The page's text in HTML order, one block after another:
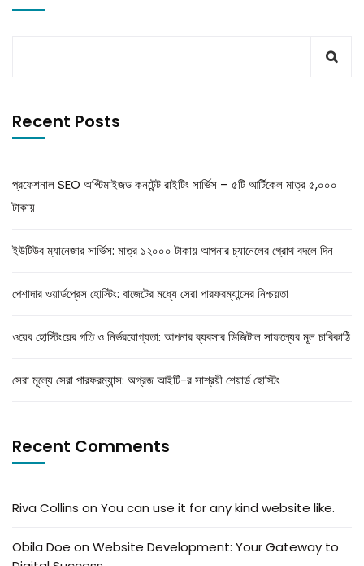
Recent Posts
প্রফেশনাল SEO অপ্টিমাইজড কনটেন্ট রাইটিং সার্ভিস – ৫টি আর্টিকেল মাত্র ৫,০০০
টাকায়
ইউটিউব ম্যানেজার সার্ভিস: মাত্র ১২০০০ টাকায় আপনার চ্যানেলের গ্রোথ বদলে দিন
পেশাদার ওয়ার্ডপ্রেস হোস্টিং: বাজেটের মধ্যে সেরা পারফরম্যান্সের নিশ্চয়তা
ওয়েব হোস্টিংয়ের গতি ও নির্ভরযোগ্যতা: আপনার ব্যবসার ডিজিটাল সাফল্যের মূল চাবিকাঠি
সেরা মূল্যে সেরা পারফরম্যান্স: অগ্রজ আইটি-র সাশ্রয়ী শেয়ার্ড হোস্টিং
Recent Comments
Riva Collins on You can use it for any kind website like.
Obila Doe on Website Development: Your Gateway to